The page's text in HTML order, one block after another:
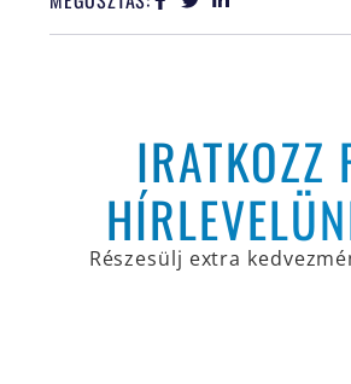
IRATKOZZ
Részesülj extra